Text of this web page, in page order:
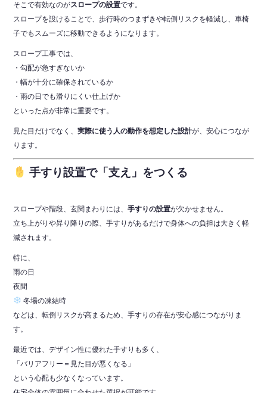
そこで有効なのがスロープの設置です。
スロープを設けることで、歩行時のつまずきや転倒リスクを軽減し、車椅
子でもスムーズに移動できるようになります。
スロープ工事では、
・勾配が急すぎないか
・幅が十分に確保されているか
・雨の日でも滑りにくい仕上げか
といった点が非常に重要です。
見た目だけでなく、実際に使う人の動作を想定した設計が、安心につなが
ります。
手すり設置で「支え」をつくる
スロープや階段、玄関まわりには、手すりの設置が欠かせません。
立ち上がりや昇り降りの際、手すりがあるだけで身体への負担は大きく軽
減されます。
特に、
雨の日
夜間
冬場の凍結時
などは、転倒リスクが高まるため、手すりの存在が安心感につながりま
す。
最近では、デザイン性に優れた手すりも多く、
「バリアフリー＝見た目が悪くなる」
という心配も少なくなっています。